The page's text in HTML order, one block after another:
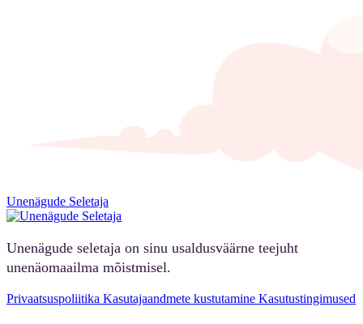
Unenägude Seletaja
Unenägude seletaja on sinu usaldusväärne teejuht
unenäomaailma mõistmisel.
Privaatsuspoliitika Kasutajaandmete kustutamine Kasutustingimused